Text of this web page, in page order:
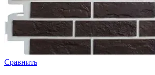
Сравнить